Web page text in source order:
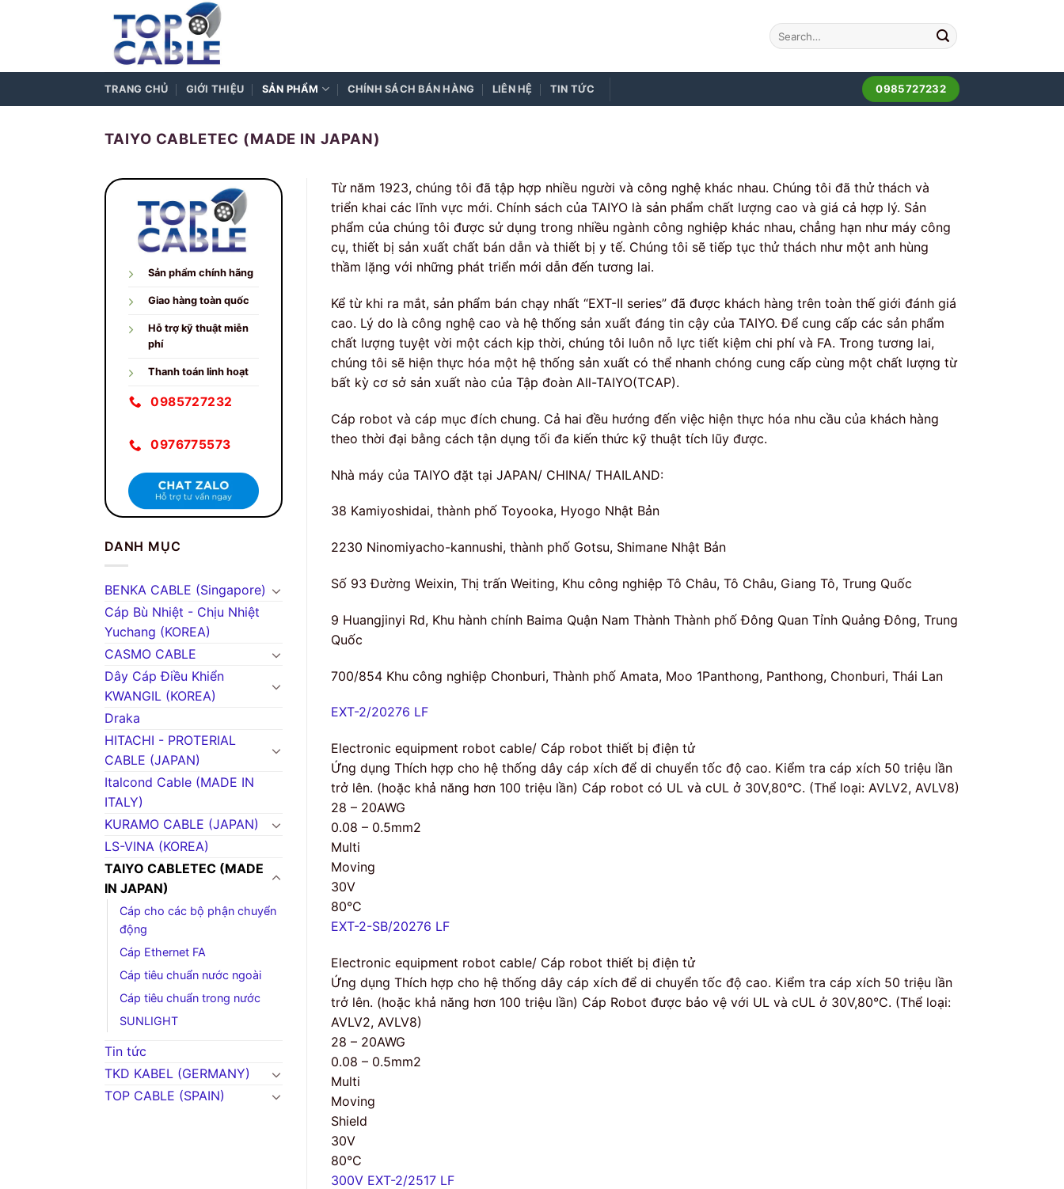
TRANG CHỦ GIỚI THIỆU SẢN PHẨM CHÍNH SÁCH BÁN HÀNG LIÊN HỆ TIN TỨC 0985727232
TAIYO CABLETEC (MADE IN JAPAN)
Sản phẩm chính hãng
Giao hàng toàn quốc
Hỗ trợ kỹ thuật miễn
phí
Thanh toán linh hoạt
0985727232
0976775573
DANH MỤC
BENKA CABLE (Singapore)
Cáp Bù Nhiệt - Chịu Nhiệt
Yuchang (KOREA)
CASMO CABLE
Dây Cáp Điều Khiển
KWANGIL (KOREA)
Draka
HITACHI - PROTERIAL
CABLE (JAPAN)
Italcond Cable (MADE IN
ITALY)
KURAMO CABLE (JAPAN)
LS-VINA (KOREA)
TAIYO CABLETEC (MADE
IN JAPAN)
Cáp cho các bộ phận chuyển
động
Cáp Ethernet FA
Cáp tiêu chuẩn nước ngoài
Cáp tiêu chuẩn trong nước
SUNLIGHT
Tin tức
TKD KABEL (GERMANY)
TOP CABLE (SPAIN)
Từ năm 1923, chúng tôi đã tập hợp nhiều người và công nghệ khác nhau. Chúng tôi đã thử thách và
triển khai các lĩnh vực mới. Chính sách của TAIYO là sản phẩm chất lượng cao và giá cả hợp lý. Sản
phẩm của chúng tôi được sử dụng trong nhiều ngành công nghiệp khác nhau, chẳng hạn như máy công
cụ, thiết bị sản xuất chất bán dẫn và thiết bị y tế. Chúng tôi sẽ tiếp tục thử thách như một anh hùng
thầm lặng với những phát triển mới dẫn đến tương lai.
Kể từ khi ra mắt, sản phẩm bán chạy nhất “EXT-II series” đã được khách hàng trên toàn thế giới đánh giá
cao. Lý do là công nghệ cao và hệ thống sản xuất đáng tin cậy của TAIYO. Để cung cấp các sản phẩm
chất lượng tuyệt vời một cách kịp thời, chúng tôi luôn nỗ lực tiết kiệm chi phí và FA. Trong tương lai,
chúng tôi sẽ hiện thực hóa một hệ thống sản xuất có thể nhanh chóng cung cấp cùng một chất lượng từ
bất kỳ cơ sở sản xuất nào của Tập đoàn All-TAIYO(TCAP).
Cáp robot và cáp mục đích chung. Cả hai đều hướng đến việc hiện thực hóa nhu cầu của khách hàng
theo thời đại bằng cách tận dụng tối đa kiến ​​thức kỹ thuật tích lũy được.
Nhà máy của TAIYO đặt tại JAPAN/ CHINA/ THAILAND:
38 Kamiyoshidai, thành phố Toyooka, Hyogo Nhật Bản
2230 Ninomiyacho-kannushi, thành phố Gotsu, Shimane Nhật Bản
Số 93 Đường Weixin, Thị trấn Weiting, Khu công nghiệp Tô Châu, Tô Châu, Giang Tô, Trung Quốc
9 Huangjinyi Rd, Khu hành chính Baima Quận Nam Thành Thành phố Đông Quan Tỉnh Quảng Đông, Trung
Quốc
700/854 Khu công nghiệp Chonburi, Thành phố Amata, Moo 1Panthong, Panthong, Chonburi, Thái Lan
EXT-2/20276 LF
Electronic equipment robot cable/ Cáp robot thiết bị điện tử
Ứng dụng Thích hợp cho hệ thống dây cáp xích để di chuyển tốc độ cao. Kiểm tra cáp xích 50 triệu lần
trở lên. (hoặc khả năng hơn 100 triệu lần) Cáp robot có UL và cUL ở 30V,80°C. (Thể loại: AVLV2, AVLV8)
28 – 20AWG
0.08 – 0.5mm2
Multi
Moving
30V
80°C
EXT-2-SB/20276 LF
Electronic equipment robot cable/ Cáp robot thiết bị điện tử
Ứng dụng Thích hợp cho hệ thống dây cáp xích để di chuyển tốc độ cao. Kiểm tra cáp xích 50 triệu lần
trở lên. (hoặc khả năng hơn 100 triệu lần) Cáp Robot được bảo vệ với UL và cUL ở 30V,80°C. (Thể loại:
AVLV2, AVLV8)
28 – 20AWG
0.08 – 0.5mm2
Multi
Moving
Shield
30V
80°C
300V EXT-2/2517 LF